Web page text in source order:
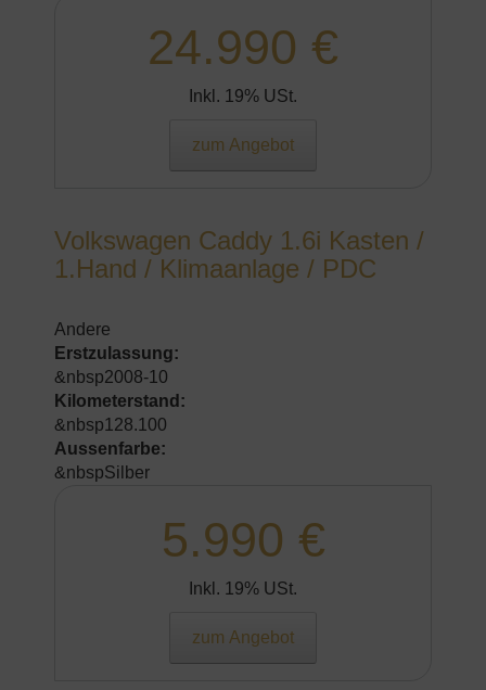
24.990 €
Inkl. 19% USt.
zum Angebot
Volkswagen Caddy 1.6i Kasten /
1.Hand / Klimaanlage / PDC
Andere
Erstzulassung:
&nbsp2008-10
Kilometerstand:
&nbsp128.100
Aussenfarbe:
&nbspSilber
5.990 €
Inkl. 19% USt.
zum Angebot